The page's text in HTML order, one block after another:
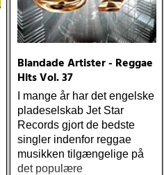
Blandade Artister - Reggae
Hits Vol. 37
I mange år har det engelske
pladeselskab Jet Star
Records gjort de bedste
singler indenfor reggae
musikken tilgængelige på
det populære